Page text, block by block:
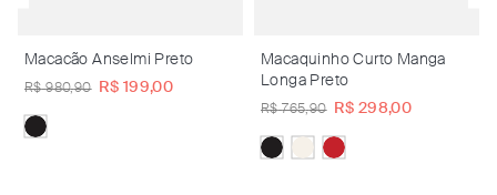
Macacão Anselmi Preto
R$ 980,90 R$ 199,00
Macaquinho Curto Manga
Longa Preto
R$ 765,90 R$ 298,00